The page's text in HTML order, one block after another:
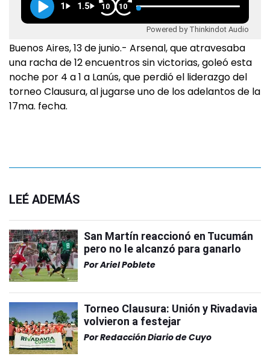
1 1.5 10 10
Powered by Thinkindot Audio
Buenos Aires, 13 de junio.- Arsenal, que atravesaba
una racha de 12 encuentros sin victorias, goleó esta
noche por 4 a 1 a Lanús, que perdió el liderazgo del
torneo Clausura, al jugarse uno de los adelantos de la
17ma. fecha.
LEÉ ADEMÁS
San Martín reaccionó en Tucumán
pero no le alcanzó para ganarlo
PorAriel Poblete
Torneo Clausura: Unión y Rivadavia
volvieron a festejar
PorRedacción Diario de Cuyo